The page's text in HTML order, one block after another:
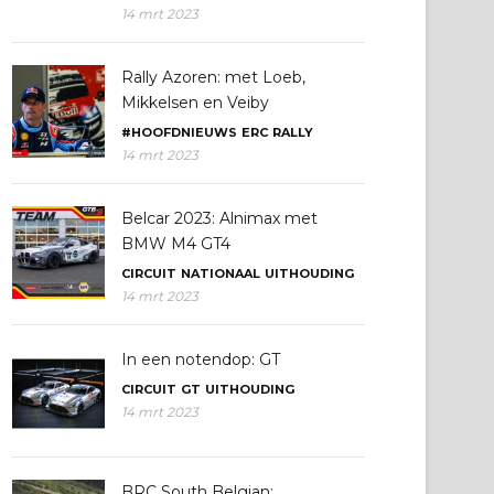
14 mrt 2023
Rally Azoren: met Loeb,
Mikkelsen en Veiby
#HOOFDNIEUWS ERC RALLY
14 mrt 2023
Belcar 2023: Alnimax met
BMW M4 GT4
CIRCUIT NATIONAAL UITHOUDING
14 mrt 2023
In een notendop: GT
CIRCUIT GT UITHOUDING
14 mrt 2023